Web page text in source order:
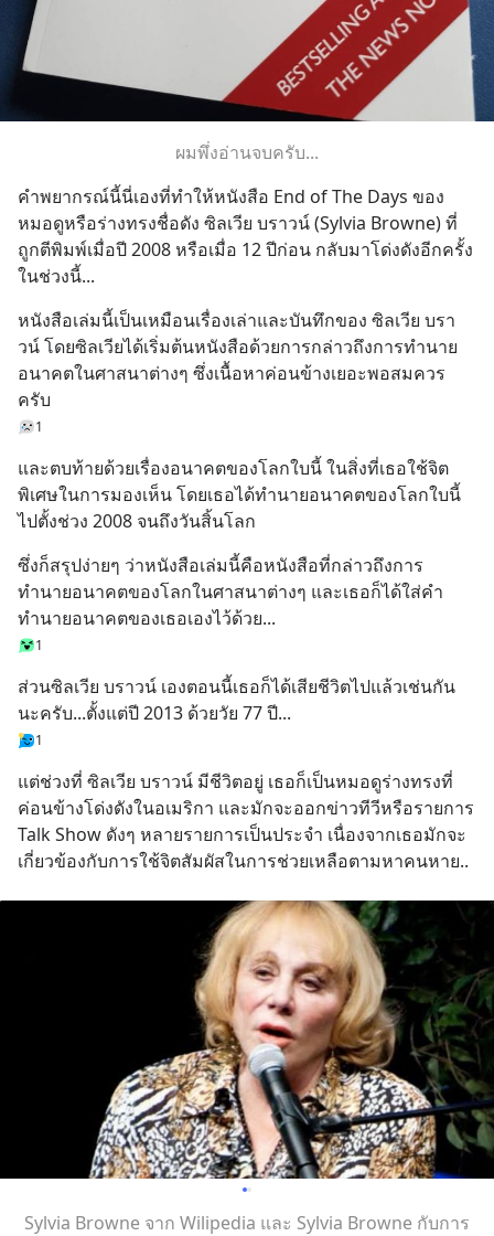
ผมพึ่งอ่านจบครับ...
คำพยากรณ์นี้นี่เองที่ทำให้หนังสือ End of The Days ของ
หมอดูหรือร่างทรงชื่อดัง ซิลเวีย บราวน์ (Sylvia Browne) ที่
ถูกตีพิมพ์เมื่อปี 2008 หรือเมื่อ 12 ปีก่อน กลับมาโด่งดังอีกครั้ง
ในช่วงนี้...
หนังสือเล่มนี้เป็นเหมือนเรื่องเล่าและบันทึกของ ซิลเวีย บรา
วน์ โดยซิลเวียได้เริ่มต้นหนังสือด้วยการกล่าวถึงการทำนาย
อนาคตในศาสนาต่างๆ ซึ่งเนื้อหาค่อนข้างเยอะพอสมควร
ครับ
1
และตบท้ายด้วยเรื่องอนาคตของโลกใบนี้ ในสิ่งที่เธอใช้จิต
พิเศษในการมองเห็น โดยเธอได้ทำนายอนาคตของโลกใบนี้
ไปตั้งช่วง 2008 จนถึงวันสิ้นโลก
ซึ่งก็สรุปง่ายๆ ว่าหนังสือเล่มนี้คือหนังสือที่กล่าวถึงการ
ทำนายอนาคตของโลกในศาสนาต่างๆ และเธอก็ได้ใส่คำ
ทำนายอนาคตของเธอเองไว้ด้วย...
1
ส่วนซิลเวีย บราวน์ เองตอนนี้เธอก็ได้เสียชีวิตไปแล้วเช่นกัน
นะครับ...ตั้งแต่ปี 2013 ด้วยวัย 77 ปี...
1
แต่ช่วงที่ ซิลเวีย บราวน์ มีชีวิตอยู่ เธอก็เป็นหมอดูร่างทรงที่
ค่อนข้างโด่งดังในอเมริกา และมักจะออกข่าวทีวีหรือรายการ
Talk Show ดังๆ หลายรายการเป็นประจำ เนื่องจากเธอมักจะ
เกี่ยวข้องกับการใช้จิตสัมผัสในการช่วยเหลือตามหาคนหาย..
Sylvia Browne จาก Wilipedia และ Sylvia Browne กับการ